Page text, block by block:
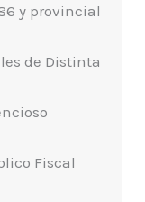
y provincial
de Distinta
Fiscal